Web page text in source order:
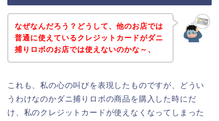
なぜなんだろう？どうして、他のお店では
普通に使えているクレジットカードがダニ
捕りロボのお店では使えないのかな～、
これも、私の心の叫びを表現したものですが、どうい
うわけなのかダニ捕りロボの商品を購入した時にだ
け、私のクレジットカードが使えなくなってしまった